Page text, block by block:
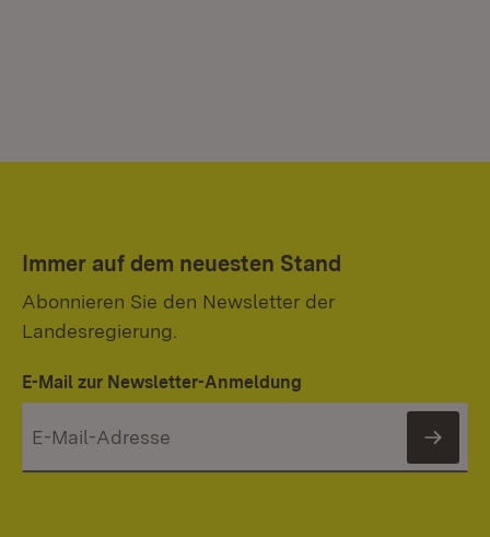
Immer auf dem neuesten Stand
Abonnieren Sie den Newsletter der
Landesregierung.
E-Mail zur Newsletter-Anmeldung